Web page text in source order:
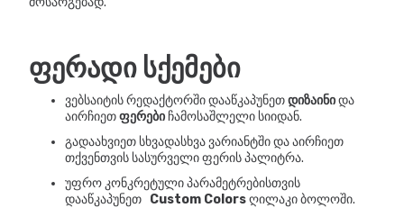
ფერადი სქემები
ვებსაიტის რედაქტორში დააწკაპუნეთდიზაინიდა
აირჩიეთფერები ჩამოსაშლელი სიიდან.
გადაახვიეთ სხვადასხვა ვარიანტში და აირჩიეთ
თქვენთვის სასურველი ფერის პალიტრა.
უფრო კონკრეტული პარამეტრებისთვის
დააწკაპუნეთ Custom Colorsღილაკი ბოლოში.